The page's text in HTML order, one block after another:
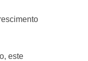
este